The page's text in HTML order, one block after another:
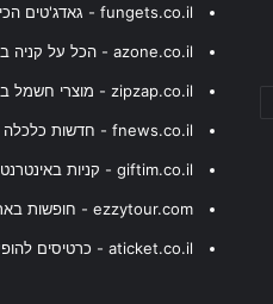
fungets.co.il - גאדג'טים הכי שווים
azone.co.il - הכל על קניה באמזון
zipzap.co.il - מוצרי חשמל במחירים הגיוניים
fnews.co.il - חדשות כלכלה
giftim.co.il - קניות באינטרנט
ezzytour.com - חופשות בארץ ובעולם
aticket.co.il - כרטיסים להופעות